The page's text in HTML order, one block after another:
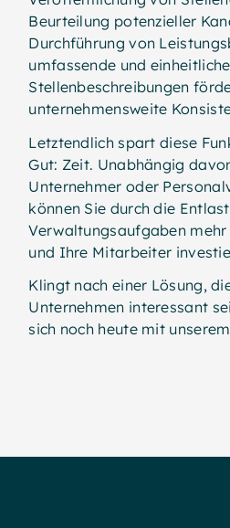
Beurteilung potenzieller
Durchführung von
umfassende und einheitliche
Stellenbeschreibungen
unternehmensweite
Letztendlich spart diese
Gut: Zeit. Unabhängig
Unternehmer oder
können Sie durch die
Verwaltungsaufgaben
und Ihre Mitarbeiter
Klingt nach einer Lösung,
Unternehmen interessant
sich noch heute mit